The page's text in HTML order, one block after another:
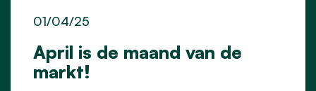
April is de maand van de
markt!
01/04/25